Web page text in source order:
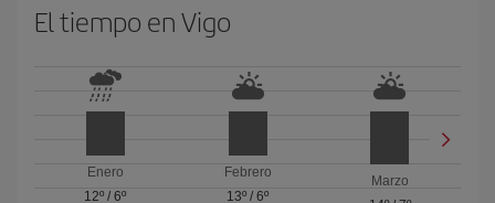
El tiempo en Vigo
Enero
12º /6º
Febrero
13º / 6º
Marzo